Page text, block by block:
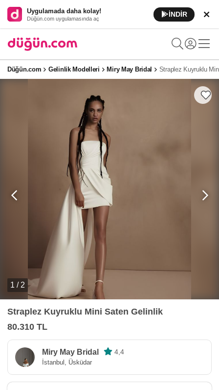
Uygulamada daha kolay!
Düğün.com uygulamasında aç
İNDİR
Düğün.com Gelinlik Modelleri Miry May Bridal Straplez Kuyruklu
1 / 2
Straplez Kuyruklu Mini Saten Gelinlik
80.310 TL
Miry May Bridal 4,4
İstanbul, Üsküdar